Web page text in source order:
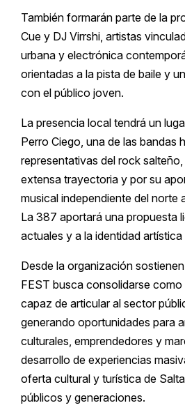
También formarán parte de la
Cue y DJ Virrshi, artistas
urbana y electrónica
orientadas a la pista de baile y
con el público joven.
La presencia local tendrá un
Perro Ciego, una de las bandas
representativas del rock
extensa trayectoria y por su
musical independiente del norte
La 387 aportará una propuesta
actuales y a la identidad artística
Desde la organización
FEST busca consolidarse
capaz de articular al sector
generando oportunidades para
culturales, emprendedores y
desarrollo de experiencias
oferta cultural y turística de
públicos y generaciones.